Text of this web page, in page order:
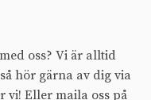
oss? Vi är alltid
hör gärna av dig via
vi! Eller maila oss på